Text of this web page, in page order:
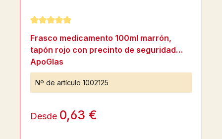
Calificación promedio de 5 de 5 estrellas
Frasco medicamento 100ml marrón,
tapón rojo con precinto de seguridad
ApoGlas
Nº de artículo 1002125
Desde 0,63 €